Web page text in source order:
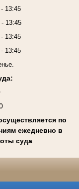
13:45
13:45
13:45
13:45
по
ежедневно в
суда